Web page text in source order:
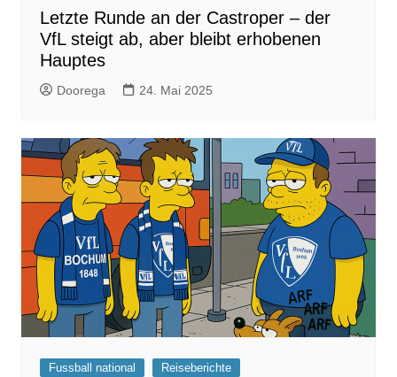
Letzte Runde an der Castroper – der
VfL steigt ab, aber bleibt erhobenen
Hauptes
Doorega 24. Mai 2025
Fussball national Reiseberichte